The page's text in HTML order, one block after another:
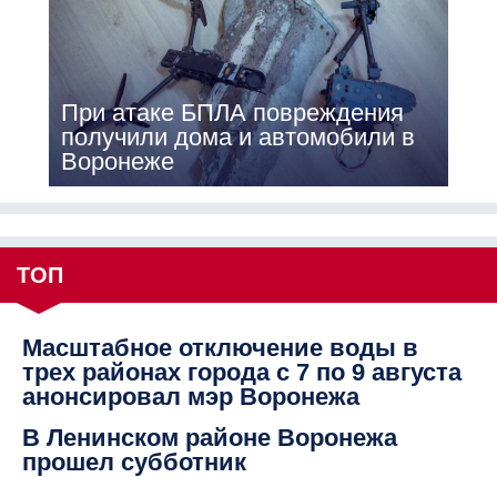
При атаке БПЛА повреждения
получили дома и автомобили в
Воронеже
ТОП
Масштабное отключение воды в
трех районах города с 7 по 9 августа
анонсировал мэр Воронежа
В Ленинском районе Воронежа
прошел субботник